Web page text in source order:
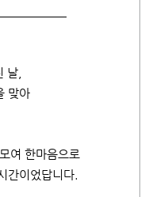
날,
맞아
여 한마음으로
간이었답니다.